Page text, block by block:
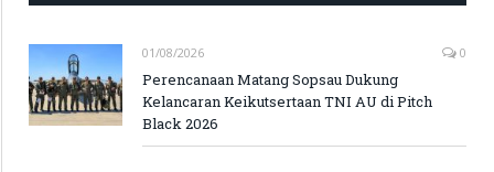
01/08/2026 0
Perencanaan Matang Sopsau Dukung
Kelancaran Keikutsertaan TNI AU di Pitch
Black 2026